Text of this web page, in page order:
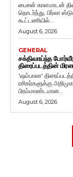
பைசன் காளமாடன்
தொடர்ந்து, பிர்லா
கூட்டணியில்...
August 6, 2026
GENERAL
சக்திவாய்ந்த
திரைப்படத்தின்
'ஷம்பாலா'
ரசிகர்களுக்கு
பிரம்மாண்டமான...
August 6, 2026